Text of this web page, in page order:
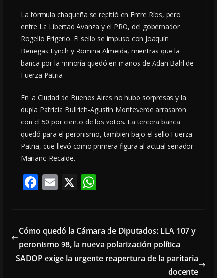
La fórmula chaqueña se repitió en Entre Ríos, pero
entre La Libertad Avanza y el PRO, del gobernador
Rogelio Frigerio. El sello se impuso con Joaquín
Benegas Lynch y Romina Almeida, mientras que la
banca por la minoría quedó en manos de Adan Bahl de
Fuerza Patria.
En la Ciudad de Buenos Aires no hubo sorpresas y la
dupla Patricia Bullrich-Agustín Monteverde arrasaron
con el 50 por ciento de los votos. La tercera banca
quedó para el peronismo, también bajo el sello Fuerza
Patria, que llevó como primera figura al actual senador
Mariano Recalde.
F
b
o
o
E
l
X W
s
A
p
Cómo quedó la Cámara de Diputados: LLA 107 y
peronismo 98, la nueva polarización política
SADOP exige la urgente reapertura de la paritaria
docente